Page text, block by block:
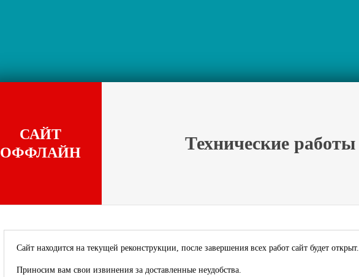
Технические работы
САЙТ
ОФФЛАЙН
Сайт находится на текущей реконструкции, после завершения всех работ сайт будет открыт.
Приносим вам свои извинения за доставленные неудобства.